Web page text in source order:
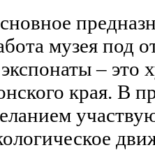
музея под
– это
края. В